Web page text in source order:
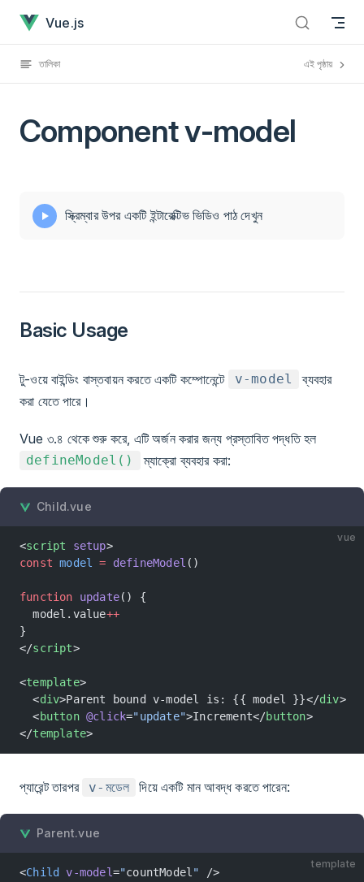
Skip to content
Vue.js
তালিকা এই পৃষ্ঠায়
Component v-model
স্ক্রিম্বার উপর একটি ইন্টারেক্টিভ ভিডিও পাঠ দেখুন
Basic Usage
টু-ওয়ে বাইন্ডিং বাস্তবায়ন করতে একটি কম্পোনেন্টে v-model
ব্যবহার
করা যেতে পারে।
Vue ৩.৪ থেকে শুরু করে, এটি অর্জন করার জন্য প্রস্তাবিত পদ্ধতি হল
defineModel() ম্যাক্রো ব্যবহার করা:
Child.vue
vue
<script setup>
const model = defineModel ()
function update() {
  model.value
++
}
</script>
<template>
  <
div>Parent bound v-model is: {{ model }}</div>
  <
button @click="update">Increment</button>
</template>
প্যারেন্ট তারপর v-মডেল দিয়ে একটি মান আবদ্ধ করতে পারেন:
Parent.vue
template
<Child v-model="countModel " />